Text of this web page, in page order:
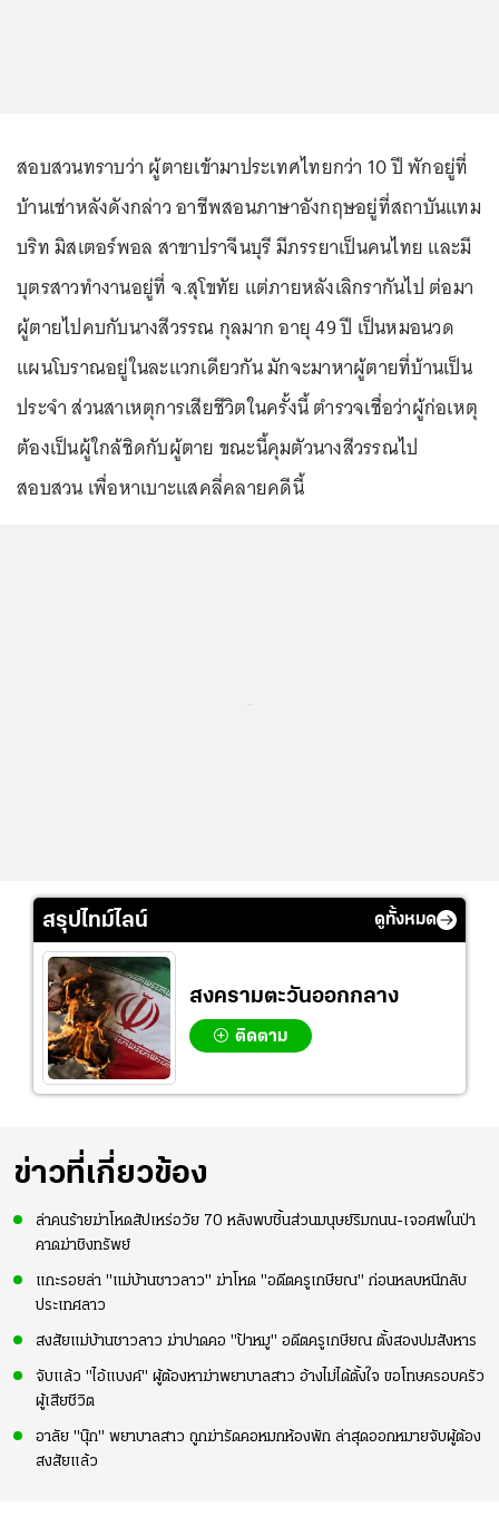
สอบสวนทราบว่า ผู้ตายเข้ามาประเทศไทยกว่า 10 ปี พักอยู่ที่
บ้านเช่าหลังดังกล่าว อาชีพสอนภาษาอังกฤษอยู่ที่สถาบันแทม
บริท มิสเตอร์พอล สาขาปราจีนบุรี มีภรรยาเป็นคนไทย และมี
บุตรสาวทำงานอยู่ที่ จ.สุโขทัย แต่ภายหลังเลิกรากันไป ต่อมา
ผู้ตายไปคบกับนางสีวรรณ กุลมาก อายุ 49 ปี เป็นหมอนวด
แผนโบราณอยู่ในละแวกเดียวกัน มักจะมาหาผู้ตายที่บ้านเป็น
ประจำ ส่วนสาเหตุการเสียชีวิตในครั้งนี้ ตำรวจเชื่อว่าผู้ก่อเหตุ
ต้องเป็นผู้ใกล้ชิดกับผู้ตาย ขณะนี้คุมตัวนางสีวรรณไป
สอบสวน เพื่อหาเบาะแสคลี่คลายคดีนี้
สรุปไทม์ไลน์ ดูทั้งหมด
สงครามตะวันออกกลาง
ติดตาม
ข่าวที่เกี่ยวข้อง
ล่าคนร้ายฆ่าโหดสัปเหร่อวัย 70 หลังพบชิ้นส่วนมนุษย์ริมถนน-เจอศพในป่า
คาดฆ่าชิงทรัพย์
แกะรอยล่า "แม่บ้านชาวลาว" ฆ่าโหด "อดีตครูเกษียณ" ก่อนหลบหนีกลับ
ประเทศลาว
สงสัยแม่บ้านชาวลาว ฆ่าปาดคอ "ป้าหมู" อดีตครูเกษียณ ตั้งสองปมสังหาร
จับแล้ว "ไอ้แบงค์" ผู้ต้องหาฆ่าพยาบาลสาว อ้างไม่ได้ตั้งใจ ขอโทษครอบครัว
ผู้เสียชีวิต
อาลัย "นุ๊ก" พยาบาลสาว ถูกฆ่ารัดคอหมกห้องพัก ล่าสุดออกหมายจับผู้ต้อง
สงสัยแล้ว